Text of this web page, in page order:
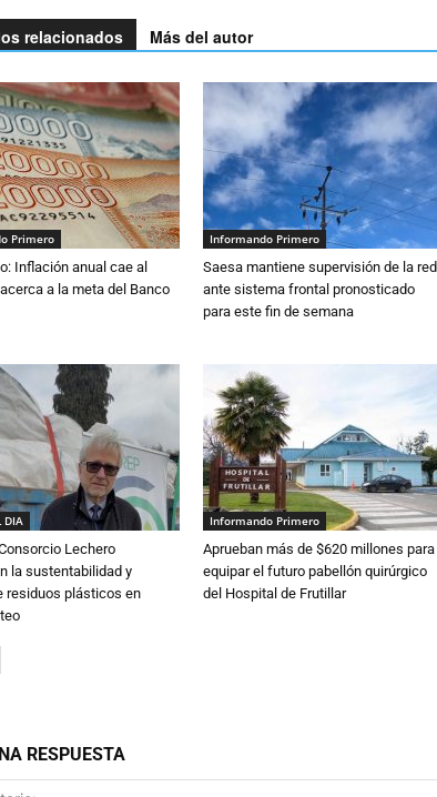
relacionados Más del autor
Primero
Inflación anual cae al
a la meta del Banco
Informando Primero
Saesa mantiene supervisión de la red
ante sistema frontal pronosticado
para este fin de semana
DIA
Lechero
la sustentabilidad y
residuos plásticos en
Informando Primero
Aprueban más de $620 millones para
equipar el futuro pabellón quirúrgico
del Hospital de Frutillar
RESPUESTA